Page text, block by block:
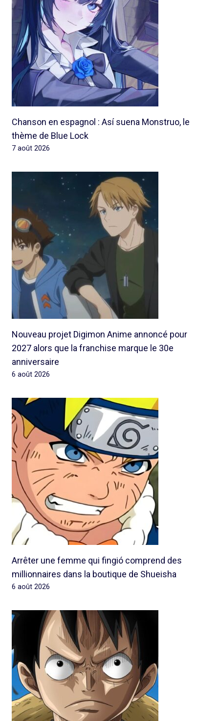
Chanson en espagnol : Así suena Monstruo, le
thème de Blue Lock
7 août 2026
Nouveau projet Digimon Anime annoncé pour
2027 alors que la franchise marque le 30e
anniversaire
6 août 2026
Arrêter une femme qui fingió comprend des
millionnaires dans la boutique de Shueisha
6 août 2026